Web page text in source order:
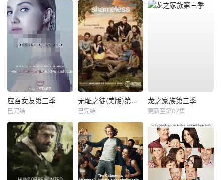
应召女友第三季
已完结
无耻之徒(美版)第三季
已完结
龙之家族第三季
更新至第07集